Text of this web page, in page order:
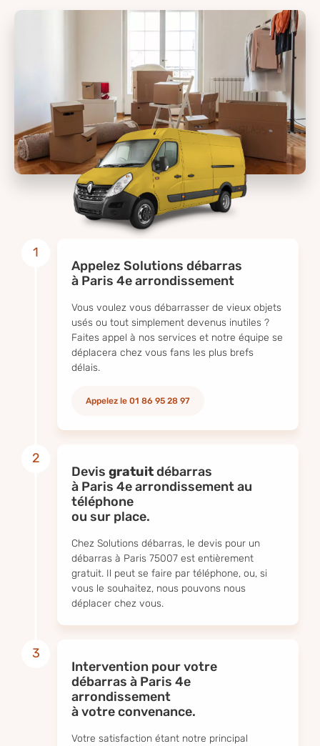
Appelez Solutions débarras
à Paris 4e arrondissement
Vous voulez vous débarrasser de vieux objets
usés ou tout simplement devenus inutiles ?
Faites appel à nos services et notre équipe se
déplacera chez vous fans les plus brefs
délais.
Appelez le 01 86 95 28 97
1
Devis gratuitdébarras
à Paris 4e arrondissement au
téléphone
ou sur place.
Chez Solutions débarras, le devis pour un
débarras à Paris 75007 est entièrement
gratuit. Il peut se faire par téléphone, ou, si
vous le souhaitez, nous pouvons nous
déplacer chez vous.
2
Intervention pour votre
débarras à Paris 4e
arrondissement
à votre convenance.
Votre satisfaction étant notre principal
3